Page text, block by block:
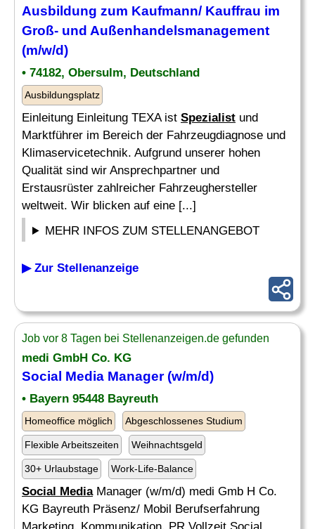
Ausbildung zum Kaufmann/ Kauffrau im
Groß- und Außenhandelsmanagement
(m/w/d)
• 74182, Obersulm, Deutschland
Ausbildungsplatz
Einleitung Einleitung TEXA ist Spezialist und
Marktführer im Bereich der Fahrzeugdiagnose und
Klimaservicetechnik. Aufgrund unserer hohen
Qualität sind wir Ansprechpartner und
Erstausrüster zahlreicher Fahrzeughersteller
weltweit. Wir blicken auf eine [...]
MEHR INFOS ZUM STELLENANGEBOT
▶ Zur Stellenanzeige
Job vor 8 Tagen bei Stellenanzeigen.de gefunden
medi GmbH Co. KG
Social Media Manager (w/m/d)
• Bayern 95448 Bayreuth
Homeoffice möglich Abgeschlossenes Studium
Flexible Arbeitszeiten Weihnachtsgeld
30+ Urlaubstage Work-Life-Balance
Social MediaManager (w/m/d) medi Gmb H Co.
KG Bayreuth Präsenz/ Mobil Berufserfahrung